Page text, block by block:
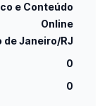
e Conteúdo
Online
de Janeiro/RJ
0
0